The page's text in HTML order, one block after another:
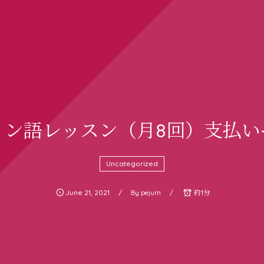
語レッスン（月8回）支払
Uncategorized
June 21 2021 By pejum 約1分